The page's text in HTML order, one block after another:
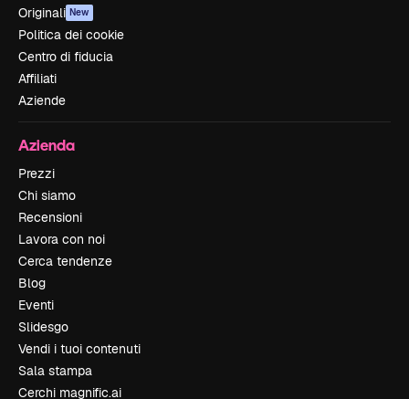
Originali New
Politica dei cookie
Centro di fiducia
Affiliati
Aziende
Azienda
Prezzi
Chi siamo
Recensioni
Lavora con noi
Cerca tendenze
Blog
Eventi
Slidesgo
Vendi i tuoi contenuti
Sala stampa
Cerchi magnific.ai